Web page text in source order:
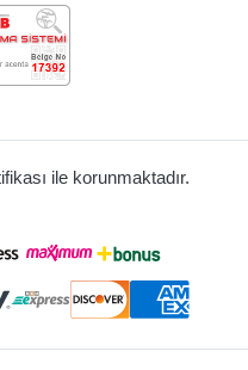
ile korunmaktadır.